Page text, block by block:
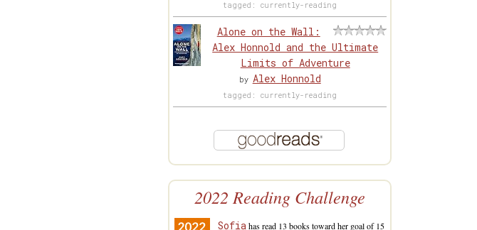
tagged: currently-reading
Alone on the Wall:
Alex Honnold and the Ultimate
Limits of Adventure
by Alex Honnold
tagged: currently-reading
2022 Reading Challenge
Sofiahas read 13 books toward her goal of 15